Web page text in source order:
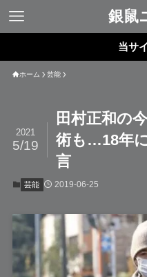
銀鼠
当サイトは
ホーム 芸能
田村正和の
術も…18年
言
2021
5/19
芸能 2019-06-25